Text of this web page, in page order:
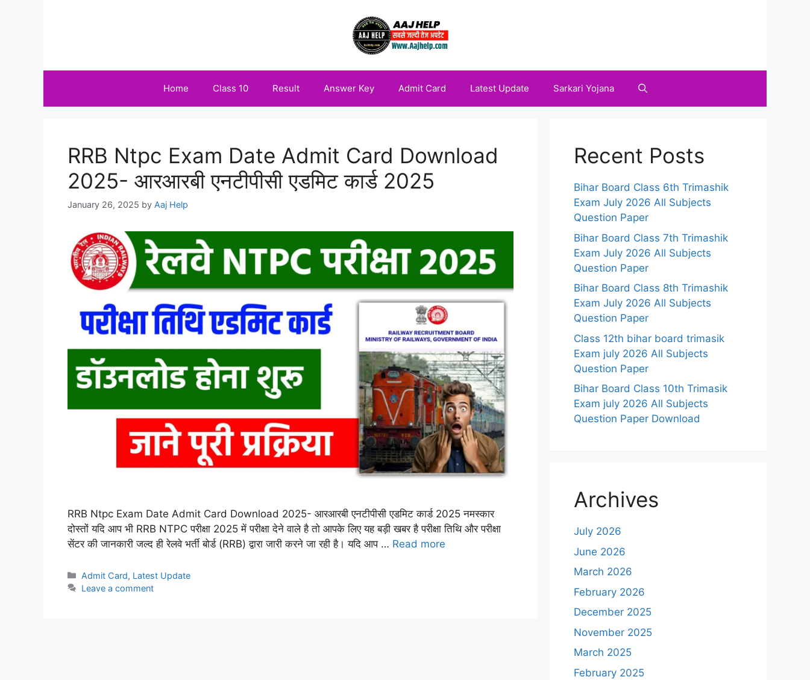
Home Class 10 Result Answer Key Admit Card Latest Update Sarkari Yojana
RRB Ntpc Exam Date Admit Card Download
2025- आरआरबी एनटीपीसी एडमिट कार्ड 2025
January 26, 2025 by Aaj Help
RRB Ntpc Exam Date Admit Card Download 2025- आरआरबी एनटीपीसी एडमिट कार्ड 2025 नमस्कार
दोस्तों यदि आप भी RRB NTPC परीक्षा 2025 में परीक्षा देने वाले है तो आपके लिए यह बड़ी खबर है परीक्षा तिथि और परीक्षा
सेंटर की जानकारी जल्द ही रेलवे भर्ती बोर्ड (RRB) द्वारा जारी करने जा रही है। यदि आप … Read more
Categories
Admit Card, Latest Update
Leave a comment
Recent Posts
Bihar Board Class 6th Trimashik
Exam July 2026 All Subjects
Question Paper
Bihar Board Class 7th Trimashik
Exam July 2026 All Subjects
Question Paper
Bihar Board Class 8th Trimashik
Exam July 2026 All Subjects
Question Paper
Class 12th bihar board trimasik
Exam july 2026 All Subjects
Question Paper
Bihar Board Class 10th Trimasik
Exam july 2026 All Subjects
Question Paper Download
Archives
July 2026
June 2026
March 2026
February 2026
December 2025
November 2025
March 2025
February 2025